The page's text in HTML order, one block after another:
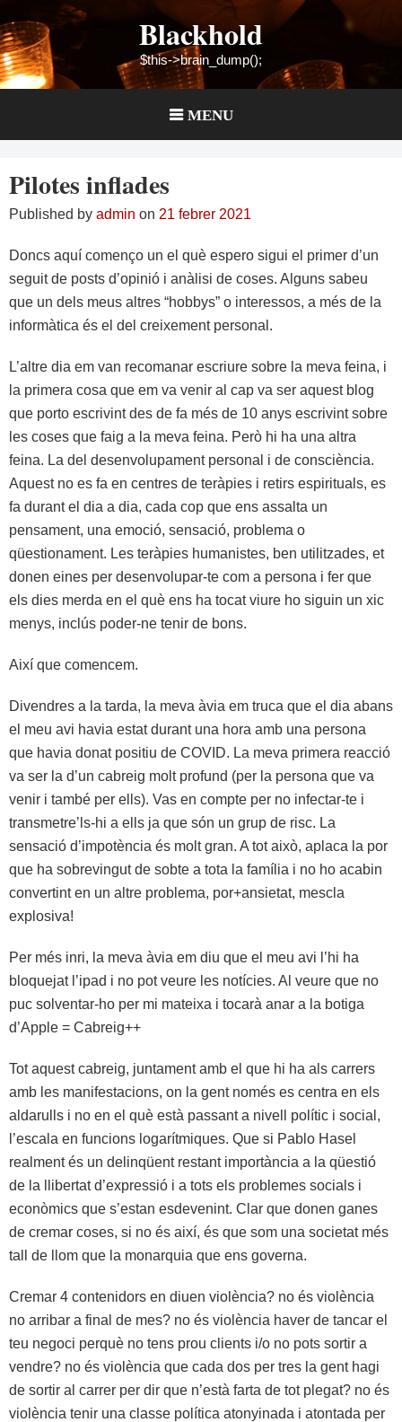
to
content
Blackhold
$this->brain_dump();
MENU
Pilotes inflades
Published by admin on 21 febrer 2021
Doncs aquí començo un el què espero sigui el primer d’un
seguit de posts d’opinió i anàlisi de coses. Alguns sabeu
que un dels meus altres “hobbys” o interessos, a més de la
informàtica és el del creixement personal.
L’altre dia em van recomanar escriure sobre la meva feina, i
la primera cosa que em va venir al cap va ser aquest blog
que porto escrivint des de fa més de 10 anys escrivint sobre
les coses que faig a la meva feina. Però hi ha una altra
feina. La del desenvolupament personal i de consciència.
Aquest no es fa en centres de teràpies i retirs espirituals, es
fa durant el dia a dia, cada cop que ens assalta un
pensament, una emoció, sensació, problema o
qüestionament. Les teràpies humanistes, ben utilitzades, et
donen eines per desenvolupar-te com a persona i fer que
els dies merda en el què ens ha tocat viure ho siguin un xic
menys, inclús poder-ne tenir de bons.
Així que comencem.
Divendres a la tarda, la meva àvia em truca que el dia abans
el meu avi havia estat durant una hora amb una persona
que havia donat positiu de COVID. La meva primera reacció
va ser la d’un cabreig molt profund (per la persona que va
venir i també per ells). Vas en compte per no infectar-te i
transmetre’ls-hi a ells ja que són un grup de risc. La
sensació d’impotència és molt gran. A tot això, aplaca la por
que ha sobrevingut de sobte a tota la família i no ho acabin
convertint en un altre problema, por+ansietat, mescla
explosiva!
Per més inri, la meva àvia em diu que el meu avi l’hi ha
bloquejat l’ipad i no pot veure les notícies. Al veure que no
puc solventar-ho per mi mateixa i tocarà anar a la botiga
d’Apple = Cabreig++
Tot aquest cabreig, juntament amb el que hi ha als carrers
amb les manifestacions, on la gent només es centra en els
aldarulls i no en el què està passant a nivell polític i social,
l’escala en funcions logarítmiques. Que si Pablo Hasel
realment és un delinqüent restant importància a la qüestió
de la llibertat d’expressió i a tots els problemes socials i
econòmics que s’estan esdevenint. Clar que donen ganes
de cremar coses, si no és així, és que som una societat més
tall de llom que la monarquia que ens governa.
Cremar 4 contenidors en diuen violència? no és violència
no arribar a final de mes? no és violència haver de tancar el
teu negoci perquè no tens prou clients i/o no pots sortir a
vendre? no és violència que cada dos per tres la gent hagi
de sortir al carrer per dir que n’està farta de tot plegat? no és
violència tenir una classe política atonyinada i atontada per